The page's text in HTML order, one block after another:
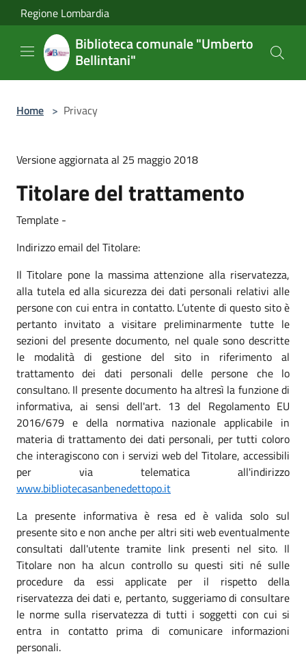
Salta al contenuto principale
Regione Lombardia
Biblioteca comunale "Umberto
Bellintani"
Home > Privacy
Versione aggiornata al 25 maggio 2018
Titolare del trattamento
Template -
Indirizzo email del Titolare:
Il Titolare pone la massima attenzione alla riservatezza,
alla tutela ed alla sicurezza dei dati personali relativi alle
persone con cui entra in contatto. L’utente di questo sito è
pertanto invitato a visitare preliminarmente tutte le
sezioni del presente documento, nel quale sono descritte
le modalità di gestione del sito in riferimento al
trattamento dei dati personali delle persone che lo
consultano. Il presente documento ha altresì la funzione di
informativa, ai sensi dell'art. 13 del Regolamento EU
2016/679 e della normativa nazionale applicabile in
materia di trattamento dei dati personali, per tutti coloro
che interagiscono con i servizi web del Titolare, accessibili
per via telematica all'indirizzo
www.bibliotecasanbenedettopo.it
La presente informativa è resa ed è valida solo sul
presente sito e non anche per altri siti web eventualmente
consultati dall'utente tramite link presenti nel sito. Il
Titolare non ha alcun controllo su questi siti né sulle
procedure da essi applicate per il rispetto della
riservatezza dei dati e, pertanto, suggeriamo di consultare
le norme sulla riservatezza di tutti i soggetti con cui si
entra in contatto prima di comunicare informazioni
personali.